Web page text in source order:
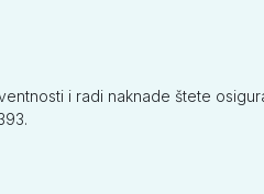
i radi naknade štete